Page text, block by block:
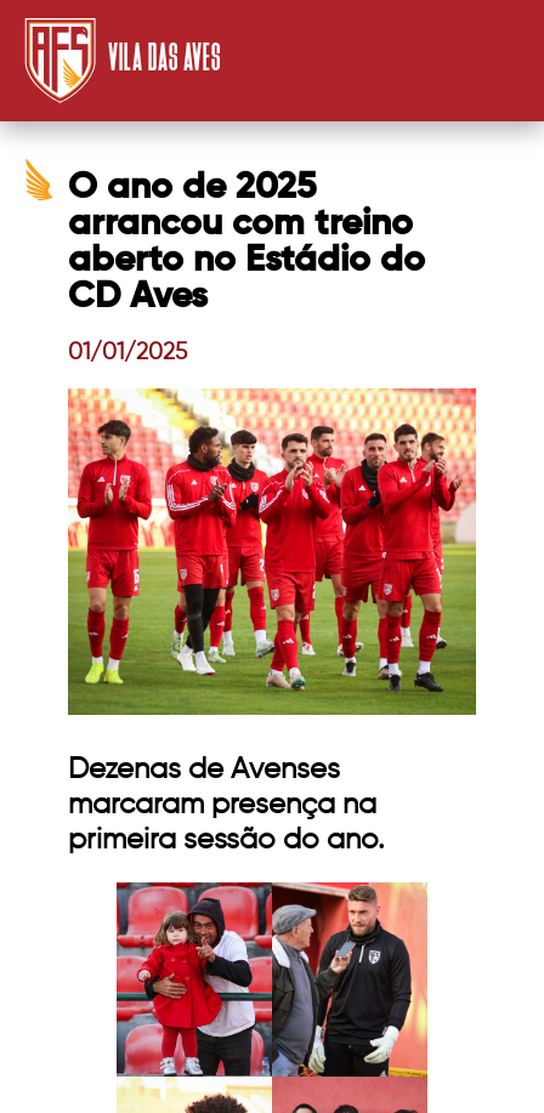
VILA DAS AVES
O ano de 2025
arrancou com treino
aberto no Estádio do
CD Aves
01/01/2025
Dezenas de Avenses
marcaram presença na
primeira sessão do ano.